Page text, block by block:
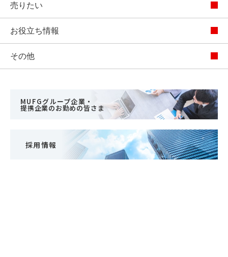
売りたい
お役立ち情報
その他
MUFGグループ企業・
提携企業のお勤めの皆さま
採用情報